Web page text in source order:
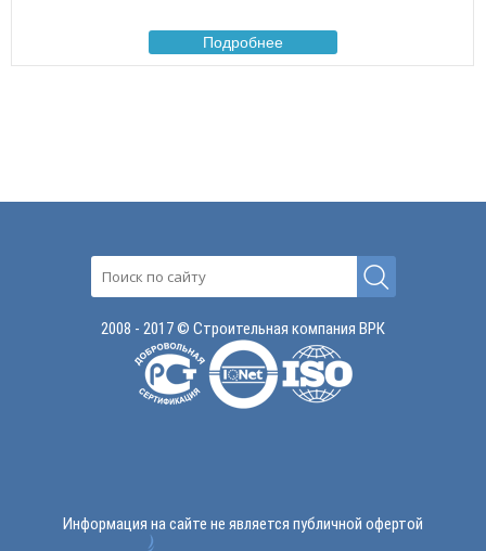
Подробнее
2008 - 2017 © Строительная компания ВРК
Информация на сайте не является публичной офертой